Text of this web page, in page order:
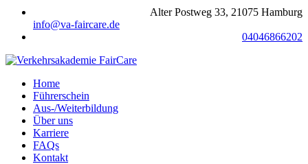
Alter Postweg 33, 21075 Hamburg
info@va-faircare.de
04046866202
Home
Führerschein
Aus-/Weiterbildung
Über uns
Karriere
FAQs
Kontakt